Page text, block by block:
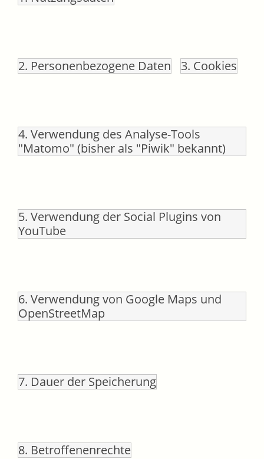
2. Personenbezogene Daten 3. Cookies
4. Verwendung des Analyse-Tools
"Matomo" (bisher als "Piwik" bekannt)
5. Verwendung der Social Plugins von
YouTube
6. Verwendung von Google Maps und
OpenStreetMap
7. Dauer der Speicherung
8. Betroffenenrechte